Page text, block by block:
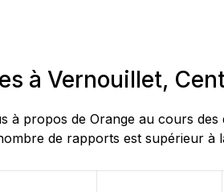
à Vernouillet,
propos de Orange au cours
de rapports est supérieur à